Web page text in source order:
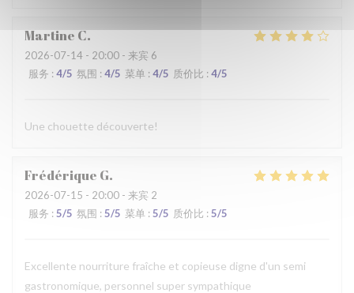
MartineC
2026-07-14 - 20:00 - 来宾 6
服务 : 4/5 氛围 : 4/5 菜单 : 4/5 质价比 : 4/5
Une chouette découverte!
Frédérique G
2026-07-15 - 20:00 - 来宾 2
服务 : 5/5 氛围 : 5/5 菜单 : 5/5 质价比 : 5/5
Excellente nourriture fraîche et copieuse digne d'un semi
gastronomique, personnel super sympathique